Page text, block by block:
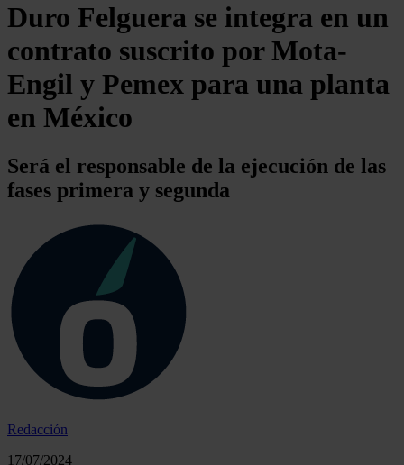
Duro Felguera se integra en un
contrato suscrito por Mota-
Engil y Pemex para una planta
en México
Será el responsable de la ejecución de las
fases primera y segunda
Redacción
17/07/2024